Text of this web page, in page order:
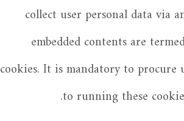
collect user personal data via
embedded contents are
cookies. It is mandatory to procure
to running these